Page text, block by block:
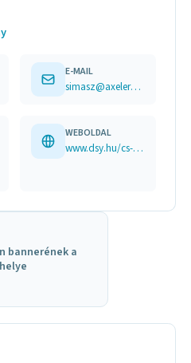
E-MAIL
simasz@axelero.hu
WEBOLDAL
www.dsy.hu/cs-alapitvany
bannerének a
helye